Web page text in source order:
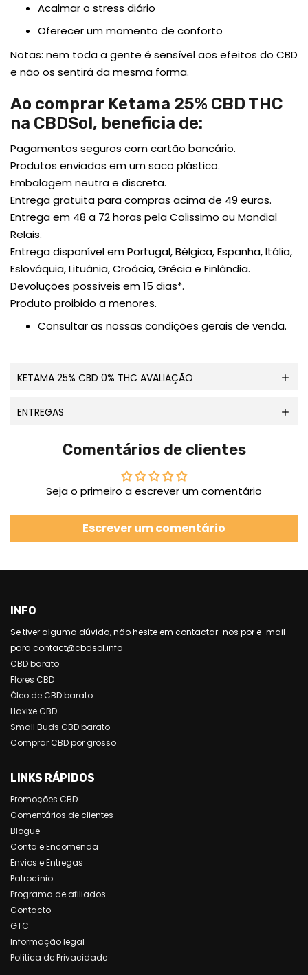
Acalmar o stress diário
Oferecer um momento de conforto
Notas: nem toda a gente é sensível aos efeitos do CBD
e não os sentirá da mesma forma.
Ao comprar Ketama 25% CBD THC
na CBDSol, beneficia de:
Pagamentos seguros com cartão bancário.
Produtos enviados em um saco plástico.
Embalagem neutra e discreta.
Entrega gratuita para compras acima de 49 euros.
Entrega em 48 a 72 horas pela Colissimo ou Mondial
Relais.
Entrega disponível em Portugal, Bélgica, Espanha, Itália,
Eslováquia, Lituânia, Croácia, Grécia e Finlândia.
Devoluções possíveis em 15 dias*.
Produto proibido a menores.
Consultar as nossas condições gerais de venda.
KETAMA 25% CBD 0% THC AVALIAÇÃO
ENTREGAS
Comentários de clientes
Seja o primeiro a escrever um comentário
Escrever um comentário
INFO
Se tiver alguma dúvida, não hesite em contactar-nos por e-mail
para contact@cbdsol.info
CBD barato
Flores CBD
Óleo de CBD barato
Haxixe CBD
Small Buds CBD barato
Comprar CBD por grosso
LINKS RÁPIDOS
Promoções CBD
Comentários de clientes
Blogue
Conta e Encomenda
Envios e Entregas
Patrocínio
Programa de afiliados
Contacto
GTC
Informação legal
Política de Privacidade